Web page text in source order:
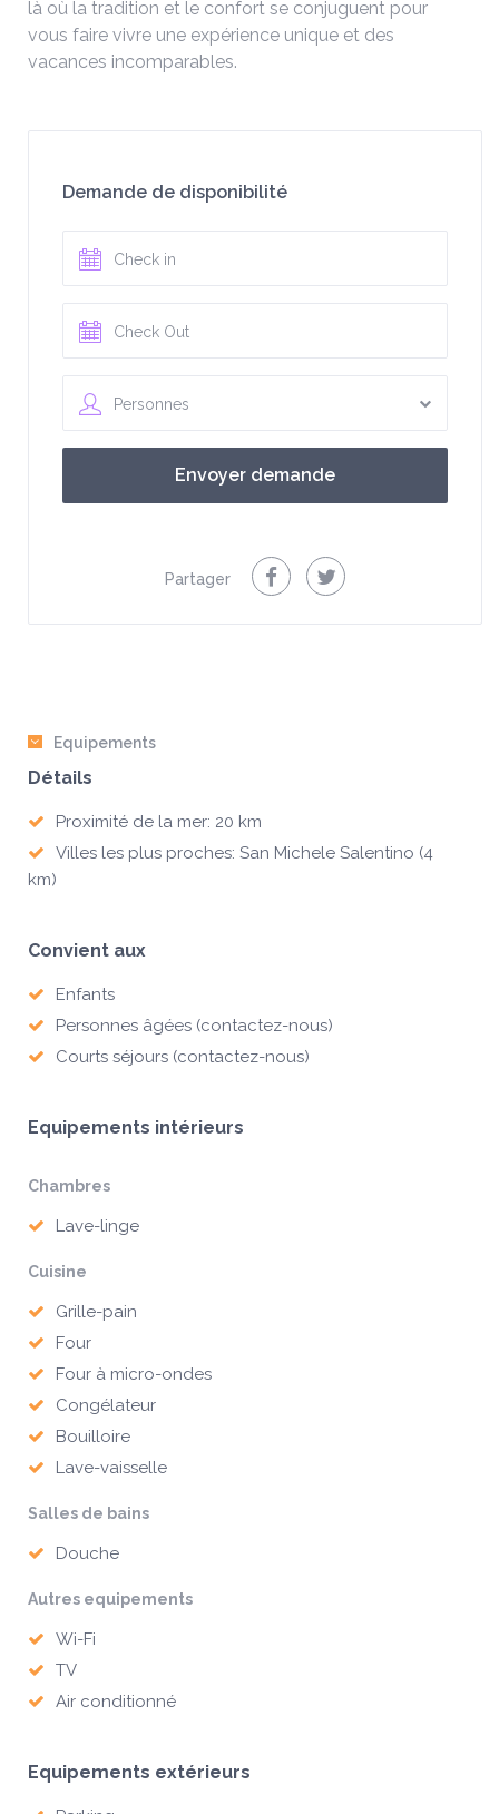
là où la tradition et le confort se conjuguent pour
vous faire vivre une expérience unique et des
vacances incomparables.
Demande de disponibilité
Personnes
Partager
Equipements
Détails
Proximité de la mer: 20 km
Villes les plus proches: San Michele Salentino (4
km)
Convient aux
Enfants
Personnes âgées (contactez-nous)
Courts séjours (contactez-nous)
Equipements intérieurs
Chambres
Lave-linge
Cuisine
Grille-pain
Four
Four à micro-ondes
Congélateur
Bouilloire
Lave-vaisselle
Salles de bains
Douche
Autres equipements
Wi-Fi
TV
Air conditionné
Equipements extérieurs